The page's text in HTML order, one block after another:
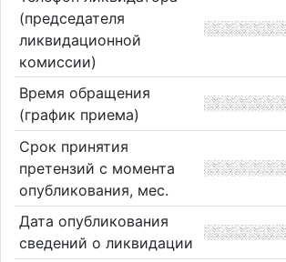
(председателя
ликвидационной
комиссии)
Время обращения
(график приема)
Срок принятия
претензий с момента
опубликования, мес.
Дата опубликования
сведений о ликвидации